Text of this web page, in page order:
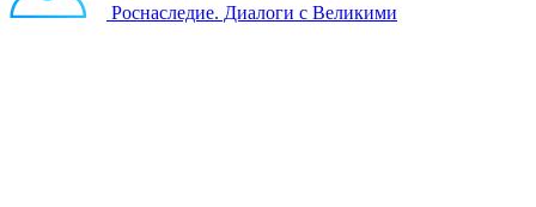
Роснаследие. Диалоги с Великими